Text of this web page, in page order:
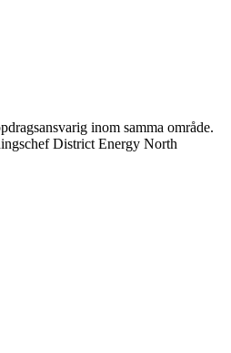
inom samma område.
District Energy North